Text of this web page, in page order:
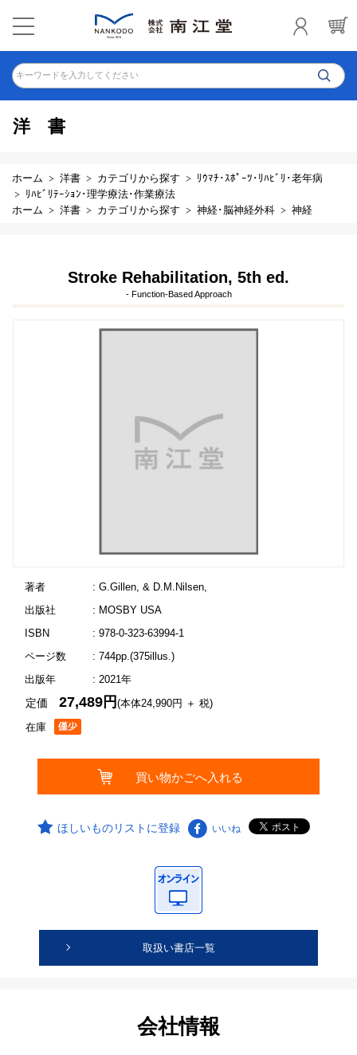
キーワードを入力してください
洋書
ホーム 洋書 カテゴリから探す
ﾘｳﾏﾁ･ｽﾎﾟｰﾂ･ﾘﾊﾋﾞﾘ･老年病
ﾘﾊﾋﾞﾘﾃｰｼｮﾝ･理学療法･作業療法
ホーム
洋書 カテゴリから探す 神経･脳神経外科 神経
Stroke Rehabilitation, 5th ed.
- Function-Based Approach
著者
: G.Gillen, & D.M.Nilsen,
出版社
: MOSBY USA
ISBN
: 978-0-323-63994-1
ページ数
: 744pp.(375illus.)
出版年
: 2021年
在庫
定価27,489円(本体24,990円 ＋ 税)
ほしいものリストに登録 いいね
取扱い書店一覧
会社情報